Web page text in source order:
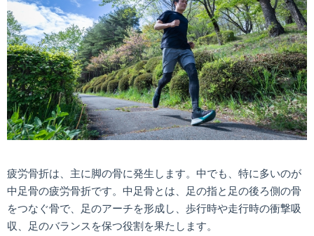
疲労骨折は、主に脚の骨に発生します。中でも、特に多いのが
中足骨の疲労骨折です。中足骨とは、足の指と足の後ろ側の骨
をつなぐ骨で、足のアーチを形成し、歩行時や走行時の衝撃吸
収、足のバランスを保つ役割を果たします。